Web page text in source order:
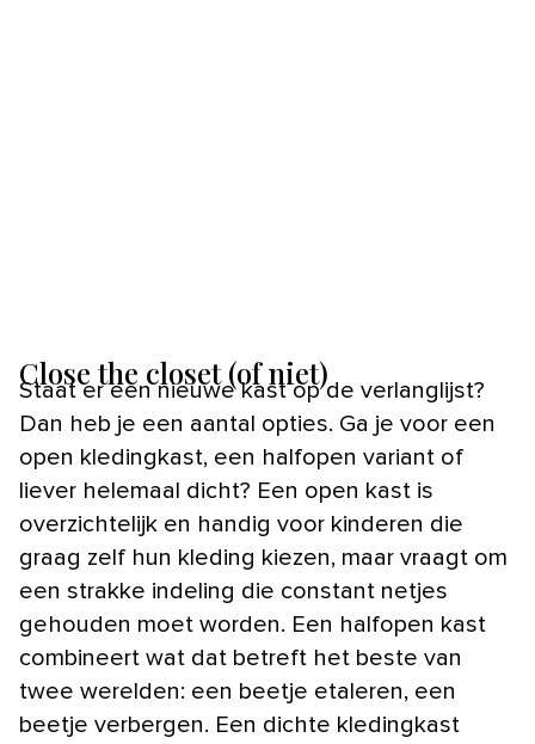
Close the closet (of niet)
Staat er een nieuwe kast op de verlanglijst?
Dan heb je een aantal opties. Ga je voor een
open kledingkast, een halfopen variant of
liever helemaal dicht? Een open kast is
overzichtelijk en handig voor kinderen die
graag zelf hun kleding kiezen, maar vraagt om
een strakke indeling die constant netjes
gehouden moet worden. Een halfopen kast
combineert wat dat betreft het beste van
twee werelden: een beetje etaleren, een
beetje verbergen. Een dichte kledingkast